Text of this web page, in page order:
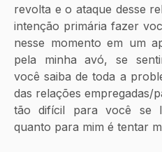
revolta e o ataque desse
intenção primária fazer
nesse momento em um
pela minha avó, se
você saiba de toda a
das relações empregadas/
tão difícil para você se
quanto para mim é tentar